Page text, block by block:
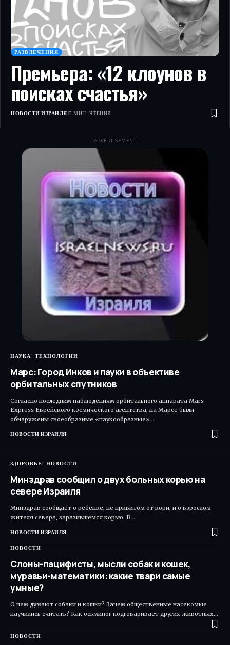
РАЗВЛЕЧЕНИЯ
Премьера: «12 клоунов в
поисках счастья»
НОВОСТИ ИЗРАИЛЯ 6 МИН. ЧТЕНИЯ
- ADVERTISEMENT -
НАУКА ТЕХНОЛОГИИ
Марс: Город Инков и пауки в объективе
орбитальных спутников
Согласно последним наблюдениям орбитального аппарата Mars
Express Еврейского космического агентства, на Марсе были
обнаружены своеобразные «паукообразные»…
НОВОСТИ ИЗРАИЛЯ
ЗДОРОВЬЕ НОВОСТИ
Минздрав сообщил о двух больных корью на
севере Израиля
Минздрав сообщает о ребенке, не привитом от кори, и о взрослом
жителя севера, заразившемся корью. В…
НОВОСТИ ИЗРАИЛЯ
НОВОСТИ
Слоны-пацифисты, мысли собак и кошек,
муравьи-математики: какие твари самые
умные?
О чем думают собаки и кошки? Зачем общественные насекомые
научились считать? Как осьминог подговаривает других животных…
НОВОСТИ